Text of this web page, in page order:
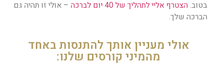
בטוב.הצטרף אליי לתהליך של 40 יום לברכה
– אולי זו תהיה גם
הברכה שלך.
אולי מעניין אותך להתנסות באחד
מהמיני קורסים שלנו: